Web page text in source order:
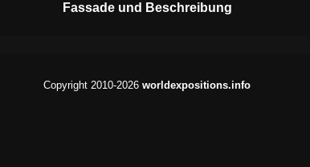
Fassade und Beschreibung
Copyright 2010-2026 worldexpositions.info